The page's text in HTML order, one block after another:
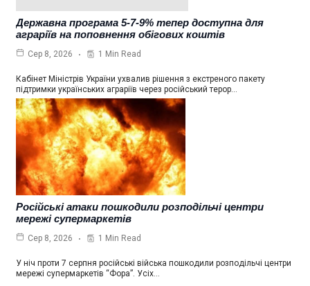
Державна програма 5-7-9% тепер доступна для
аграріїв на поповнення обігових коштів
Сер 8, 2026 1 Min Read
Кабінет Міністрів України ухвалив рішення з екстреного пакету
підтримки українських аграріїв через російський терор…
Російські атаки пошкодили розподільчі центри
мережі супермаркетів
Сер 8, 2026 1 Min Read
У ніч проти 7 серпня російські війська пошкодили розподільчі центри
мережі супермаркетів “Фора”. Усіх…